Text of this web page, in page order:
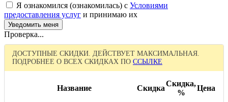
Я ознакомился (ознакомилась) с Условиями
предоставления услуг и принимаю их
Проверка...
ДОСТУПНЫЕ СКИДКИ. ДЕЙСТВУЕТ МАКСИМАЛЬНАЯ.
ПОДРОБНЕЕ О ВСЕХ СКИДКАХ ПО ССЫЛКЕ
Название Скидка
Скидка,
%
Цена